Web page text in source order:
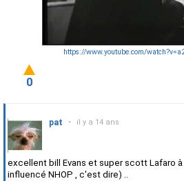
https://www.youtube.com/
0
pat • il y a 14 ans
excellent bill Evans et super scott Lafaro
influencé NHOP , c'est dire) ..